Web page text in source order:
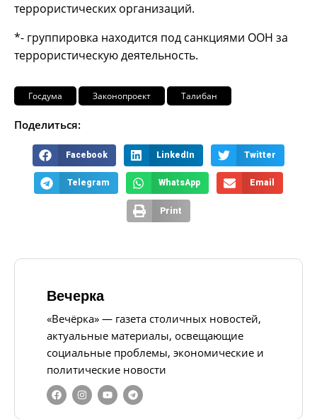
террористических организаций.
*- группировка находится под санкциями ООН за
террористическую деятельность.
Госдума Законопроект Талибан
Поделиться:
Facebook LinkedIn Twitter
Telegram WhatsApp Email
Print
Вечерка
«Вечёрка» — газета столичных новостей,
актуальные материалы, освещающие
социальные проблемы, экономические и
политические новости